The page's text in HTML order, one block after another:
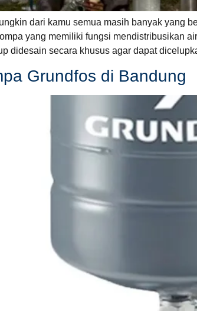
dari kamu semua masih banyak yang
yang memiliki fungsi mendistribusikan
didesain secara khusus agar dapat
Grundfos di Bandung